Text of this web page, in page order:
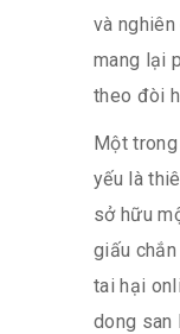
và
mang lại
theo đòi
Một
yếu là
sở hữu
giấu
tai hại
dong san